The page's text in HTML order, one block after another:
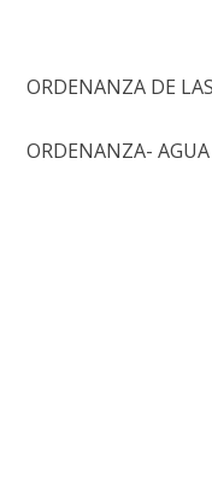
ORDENANZA DE
ORDENANZA-